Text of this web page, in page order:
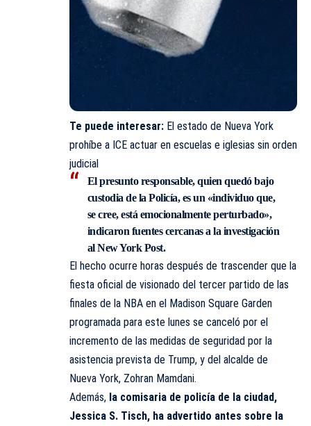
Te puede interesar: El estado de Nueva York
prohíbe a ICE actuar en escuelas e iglesias sin orden
judicial
El presunto responsable, quien quedó bajo
custodia de la Policía, es un «individuo que,
se cree, está emocionalmente perturbado»,
indicaron fuentes cercanas a la investigación
al New York Post.
El hecho ocurre horas después de trascender que la
fiesta oficial de visionado del tercer partido de las
finales de la NBA en el Madison Square Garden
programada para este lunes se canceló por el
incremento de las medidas de seguridad por la
asistencia prevista de Trump, y del alcalde de
Nueva York, Zohran Mamdani.
Además, la comisaria de policía de la ciudad,
Jessica S. Tisch, ha advertido antes sobre la